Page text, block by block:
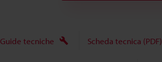
Guide tecniche Scheda tecnica (PDF)